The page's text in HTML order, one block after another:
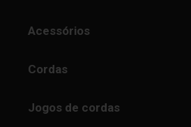
Acessórios
Cordas
Jogos de cordas